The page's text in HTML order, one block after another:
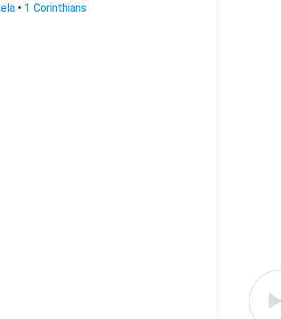
• 1 Corinthians